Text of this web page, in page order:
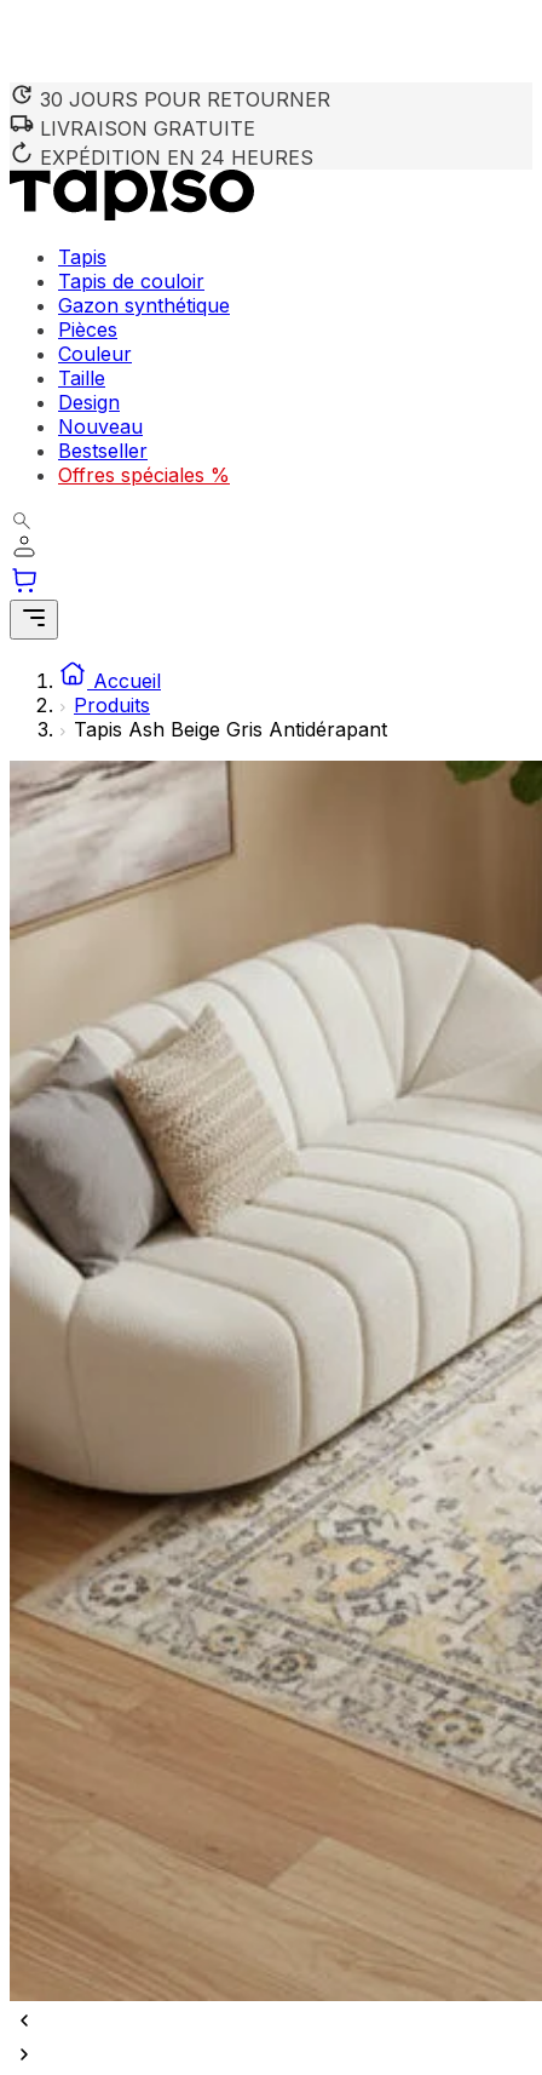
30 JOURS POUR RETOURNER
LIVRAISON GRATUITE
EXPÉDITION EN 24 HEURES
Tapis
Tapis de couloir
Gazon synthétique
Pièces
Couleur
Taille
Design
Nouveau
Bestseller
Offres spéciales %
Accueil
Produits
Tapis Ash Beige Gris Antidérapant
Nous utilisons des cookies pour personnaliser le contenu
partenaires peuvent combiner ces informations avec
utilisation de leurs services.
Les cookies indispensables sont cruciaux pour les
Les cookies liés aux préférences permettent au site de
comme votre langue préférée ou la région dans laquelle
Les cookies marketing sont utilisés pour suivre les
engageantes pour l'utilisateur individuel et, par
Les cookies non classés sont des cookies qui sont en